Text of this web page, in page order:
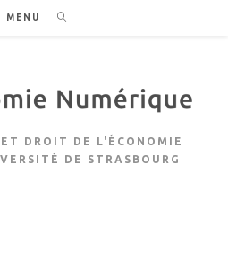
MENU
DROIT DE L'ÉCONOMIE
DE STRASBOURG